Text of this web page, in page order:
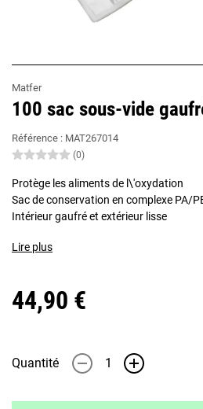
Matfer
100 sac sous-vide
Référence : MAT267014
(0)
Protège les aliments de l\'oxydation
Sac de conservation en complexe PA/
Intérieur gaufré et extérieur lisse
Lire plus
44,90 €
Quantité - +